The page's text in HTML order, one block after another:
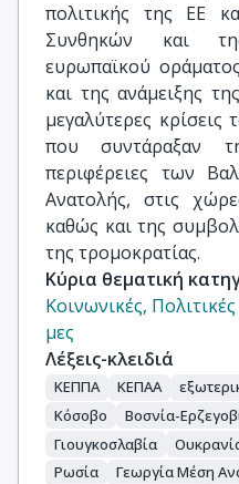
πολιτικής της ΕΕ
Συνθηκών και
ευρωπαϊκού
και της ανάμειξης
μεγαλύτερες
που συντάραξαν
περιφέρειες των
Ανατολής, στις
καθώς και της
της τρομοκρατίας.
Κύρια θεματική
Κοινωνικές,
μες
Λέξεις-κλειδιά
ΚΕΠΠΑ ΚΕΠΑΑ
Κόσοβο
Βοσνία-
Γιουγκοσλαβία
Ρωσία
Γεωργία Μέση